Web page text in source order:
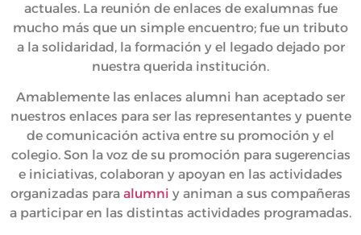
actuales. La reunión de enlaces de exalumnas fue
mucho más que un simple encuentro; fue un tributo
a la solidaridad, la formación y el legado dejado por
nuestra querida institución.
Amablemente las enlaces alumni han aceptado ser
nuestros enlaces para ser las representantes y puente
de comunicación activa entre su promoción y el
colegio. Son la voz de su promoción para sugerencias
e iniciativas, colaboran y apoyan en las actividades
organizadas para alumni y animan a sus compañeras
a participar en las distintas actividades programadas.